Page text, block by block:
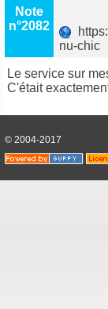
Note
n°2082
nu-chic
Le service sur
C'était
© 2004-2017